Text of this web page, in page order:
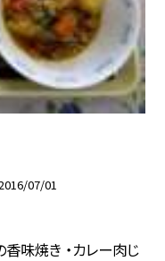
07/01
香味焼き ・カレー肉じ